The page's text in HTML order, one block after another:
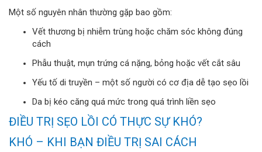
Một số nguyên nhân thường gặp bao gồm:
Vết thương bị nhiễm trùng hoặc chăm sóc không đúng
cách
Phẫu thuật, mụn trứng cá nặng, bỏng hoặc vết cắt sâu
Yếu tố di truyền – một số người có cơ địa dễ tạo sẹo lồi
Da bị kéo căng quá mức trong quá trình liền sẹo
ĐIỀU TRỊ SẸO LỒI CÓ THỰC SỰ KHÓ?
KHÓ – KHI BẠN ĐIỀU TRỊ SAI CÁCH